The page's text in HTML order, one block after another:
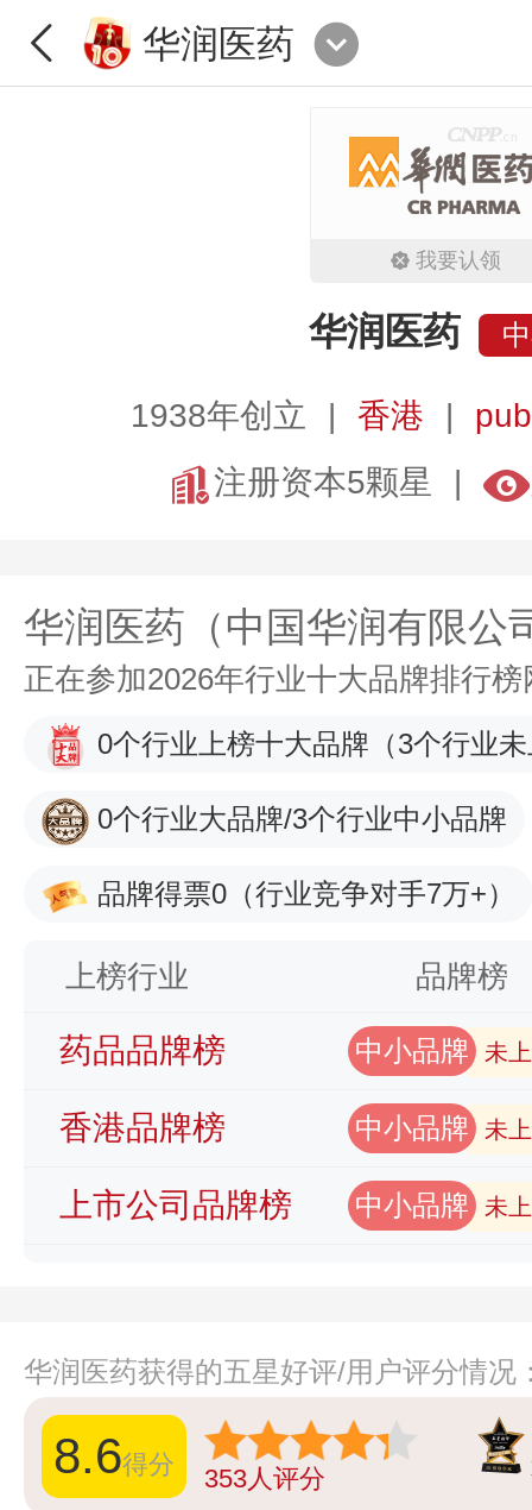
华润医药
我要认领
华润医药
1938年创立 香港
注册资本5颗星
华润医药（中国华润有限公
正在参加2026年行业十大品牌排行
0个行业上榜十大品牌 （3个行业
0个行业大品牌/3个行业中小品牌
品牌得票0 （行业竞争对手7万+）
上榜行业 品牌榜
药品品牌榜 中小品牌 未
香港品牌榜 中小品牌 未
上市公司品牌榜 中小品牌 未
华润医药获得的五星好评/用户评分情况
8.6得分 353人评分